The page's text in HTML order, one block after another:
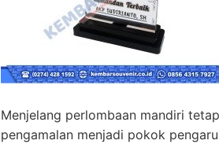
Menjelang perlombaan mandiri
pengamalan menjadi pokok